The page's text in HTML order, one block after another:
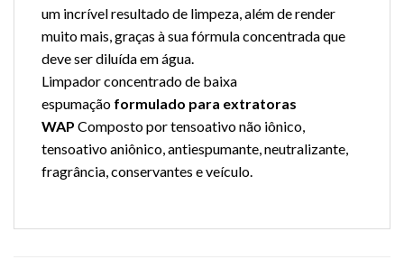
um incrível resultado de limpeza, além de render
muito mais, graças à sua fórmula concentrada que
deve ser diluída em água.
Limpador concentrado de baixa
espumação formulado para extratoras
WAP Composto por tensoativo não iônico,
tensoativo aniônico, antiespumante, neutralizante,
fragrância, conservantes e veículo.